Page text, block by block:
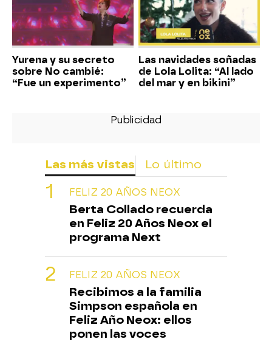
Yurena y su secreto
sobre No cambié:
“Fue un experimento”
Las navidades soñadas
de Lola Lolita: “Al lado
del mar y en bikini”
Las más vistas Lo último
FELIZ 20 AÑOS NEOX
Berta Collado recuerda
en Feliz 20 Años Neox el
programa Next
FELIZ 20 AÑOS NEOX
Recibimos a la familia
Simpson española en
Feliz Año Neox: ellos
ponen las voces